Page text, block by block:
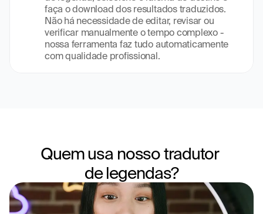
faça o download dos resultados traduzidos.
Não há necessidade de editar, revisar ou
verificar manualmente o tempo complexo -
nossa ferramenta faz tudo automaticamente
com qualidade profissional.
Quem usa nosso tradutor
de legendas?